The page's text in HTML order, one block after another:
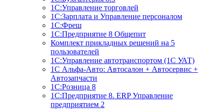
1С:Управление торговлей
1С:Зарплата и Управление персоналом
1С:Фреш
1С:Предприятие 8 Общепит
Комплект прикладных решений на 5
пользователей
1С:Управление автотранспортом (1С УАТ)
1С Альфа-Авто: Автосалон + Автосервис +
Автозапчасти
1С:Розница 8
1С:Предприятие 8. ERP Управление
предприятием 2